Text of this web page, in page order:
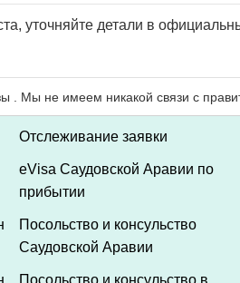
уточняйте детали в
Отслеживание заявки
eVisa Саудовской Аравии по
прибытии
Посольство и консульство
Саудовской Аравии